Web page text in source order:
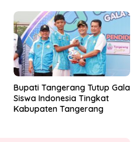
Kesiapan Panitia
Bupati Tangerang Tutup Gala
Siswa Indonesia Tingkat
Kabupaten Tangerang